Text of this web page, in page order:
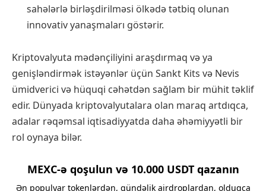
sahələrlə birləşdirilməsi ölkədə tətbiq olunan
innovativ yanaşmaları göstərir.
Kriptovalyuta mədənçiliyini araşdırmaq və ya
genişləndirmək istəyənlər üçün Sankt Kits və Nevis
ümidverici və hüquqi cəhətdən sağlam bir mühit təklif
edir. Dünyada kriptovalyutalara olan maraq artdıqca,
adalar rəqəmsal iqtisadiyyatda daha əhəmiyyətli bir
rol oynaya bilər.
MEXC-ə qoşulun və 10.000 USDT qazanın
Ən populyar tokenlərdən, gündəlik airdroplardan, olduqca